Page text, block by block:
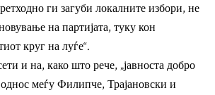
ги загуби локалните избори, не
на партијата, туку кон
круг на луѓе“.
и на, како што рече, „јавноста добро
меѓу Филипче, Трајановски и